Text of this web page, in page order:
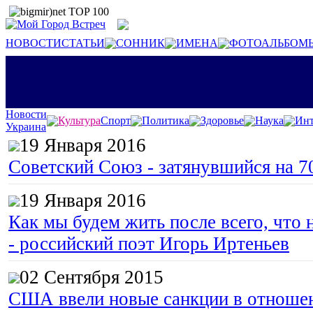
НОВОСТИСТАТЬИ СОННИК ИМЕНА
Новости
Украина
КультураСпорт Политика Здоровье Наука
19 Января 2016
Советский Союз - затянувшийся на
19 Января 2016
Как мы будем жить после всего, что
- российский поэт Игорь Иртеньев
02 Сентября 2015
США ввели новые санкции в